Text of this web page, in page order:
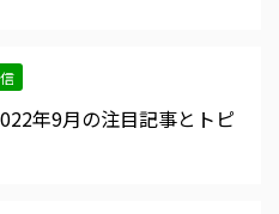
年9月の注目記事とトピ